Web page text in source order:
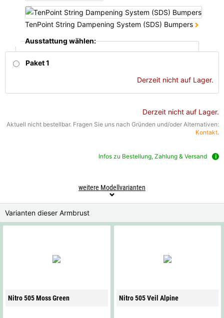
TenPoint String Dampening System (SDS) Bumpers
Ausstattung wählen:
Paket 1
Derzeit nicht auf Lager.
Derzeit nicht auf Lager.
Aktuell nicht bestellbar. Fragen Sie uns nach Gründen und/oder Alternativen:
Kontakt.
Infos zu Bestellung, Zahlung & Versand
weitere Modellvarianten
Varianten dieser Armbrust
Nitro 505 Moss Green Nitro 505 Veil Alpine